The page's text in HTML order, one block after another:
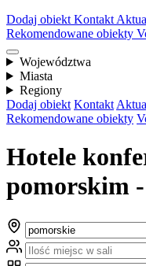
Dodaj obiekt Kontakt
Rekomendowane obiekty
Województwa
Miasta
Regiony
Dodaj obiekt Kontakt
Rekomendowane obiekty
Hotele
pomorskim